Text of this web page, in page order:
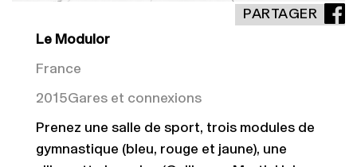
PARTAGER
Le Modulor
France
2015Gares et connexions
Prenez une salle de sport, trois modules de
gymnastique (bleu, rouge et jaune), une